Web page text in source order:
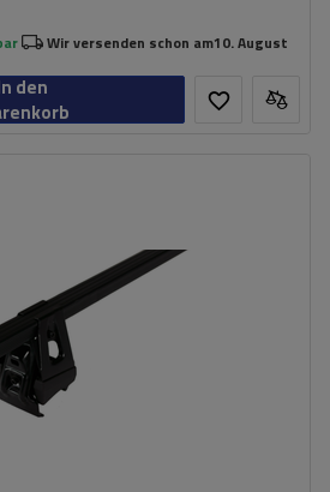
Wir versenden schon am10. August
den